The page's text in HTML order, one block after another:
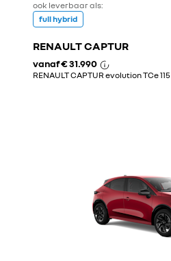
ook leverbaar als:
full hybrid
RENAULT CAPTUR
vanaf€ 31.990
RENAULT CAPTUR evolution TCe 115